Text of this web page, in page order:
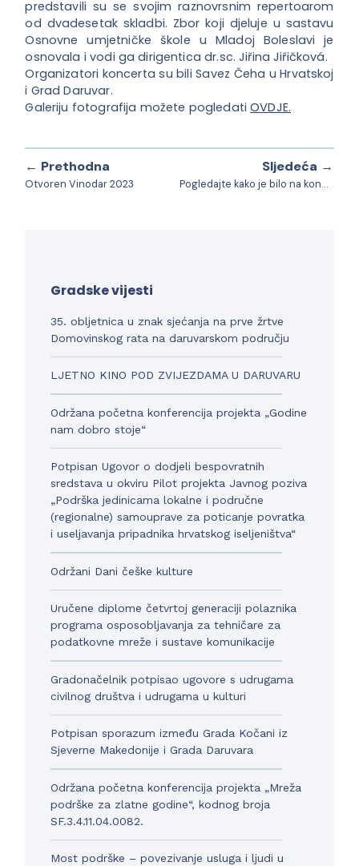
predstavili su se svojim raznovrsnim repertoarom
od dvadesetak skladbi. Zbor koji djeluje u sastavu
Osnovne umjetničke škole u Mladoj Boleslavi je
osnovala i vodi ga dirigentica dr.sc. Jiřina Jiřičková.
Organizatori koncerta su bili Savez Čeha u Hrvatskoj
i Grad Daruvar.
Galeriju fotografija možete pogledatiOVDJE.
← Prethodna
Otvoren Vinodar 2023
Sljedeća →
Pogledajte kako je bilo na koncertu grupe Kids from the Sky i koncertu Adi Šoše
Gradske vijesti
35. obljetnica u znak sjećanja na prve žrtve
Domovinskog rata na daruvarskom području
LJETNO KINO POD ZVIJEZDAMA U DARUVARU
Održana početna konferencija projekta „Godine
nam dobro stoje“
Potpisan Ugovor o dodjeli bespovratnih
sredstava u okviru Pilot projekta Javnog poziva
„Podrška jedinicama lokalne i područne
(regionalne) samouprave za poticanje povratka
i useljavanja pripadnika hrvatskog iseljeništva“
Održani Dani češke kulture
Uručene diplome četvrtoj generaciji polaznika
programa osposobljavanja za tehničare za
podatkovne mreže i sustave komunikacije
Gradonačelnik potpisao ugovore s udrugama
civilnog društva i udrugama u kulturi
Potpisan sporazum između Grada Kočani iz
Sjeverne Makedonije i Grada Daruvara
Održana početna konferencija projekta „Mreža
podrške za zlatne godine“, kodnog broja
SF.3.4.11.04.0082.
Most podrške – povezivanje usluga i ljudi u